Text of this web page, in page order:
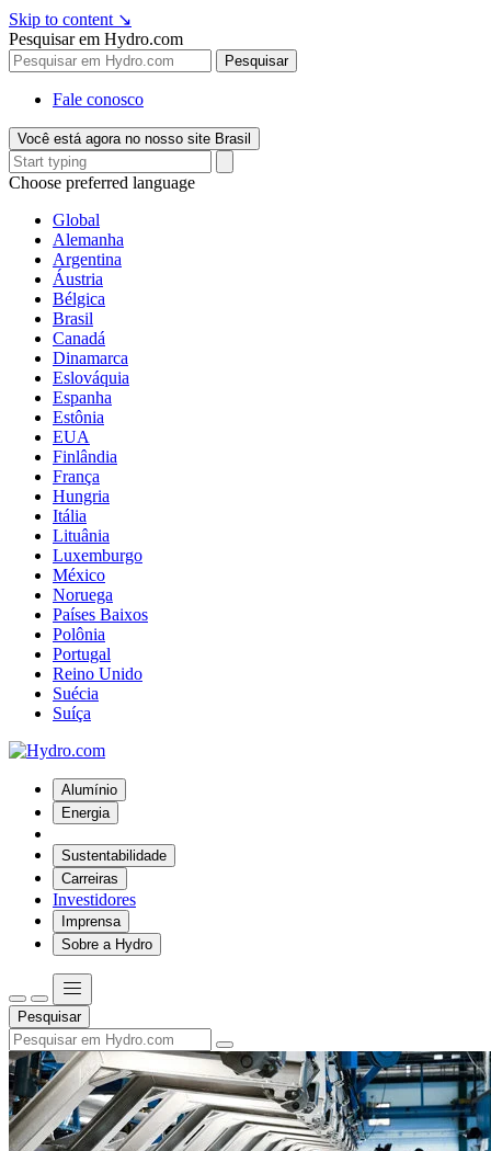
Skip to content ↘
Pesquisar em Hydro.com
Pesquisar
Fale conosco
Você está agora no nosso site Brasil
Choose preferred language
Global
Alemanha
Argentina
Áustria
Bélgica
Brasil
Canadá
Dinamarca
Eslováquia
Espanha
Estônia
EUA
Finlândia
França
Hungria
Itália
Lituânia
Luxemburgo
México
Noruega
Países Baixos
Polônia
Portugal
Reino Unido
Suécia
Suíça
Alumínio
Energia
Sustentabilidade
Carreiras
Investidores
Imprensa
Sobre a Hydro
Pesquisar